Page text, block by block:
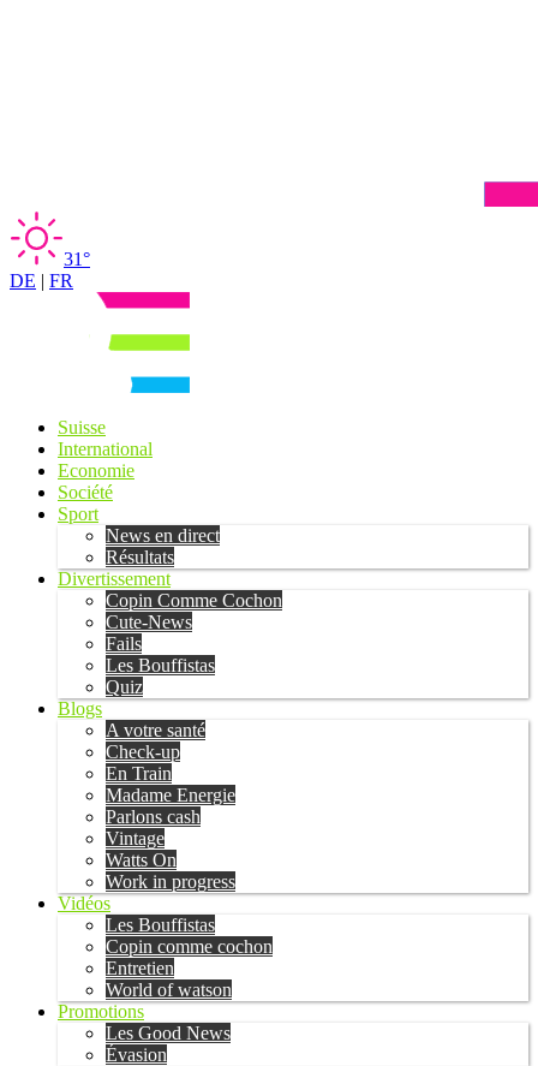
31°
DE | FR
Suisse
International
Economie
Société
Sport
News en direct
Résultats
Divertissement
Copin Comme Cochon
Cute-News
Fails
Les Bouffistas
Quiz
Blogs
A votre santé
Check-up
En Train
Madame Energie
Parlons cash
Vintage
Watts On
Work in progress
Vidéos
Les Bouffistas
Copin comme cochon
Entretien
World of watson
Promotions
Les Good News
Évasion